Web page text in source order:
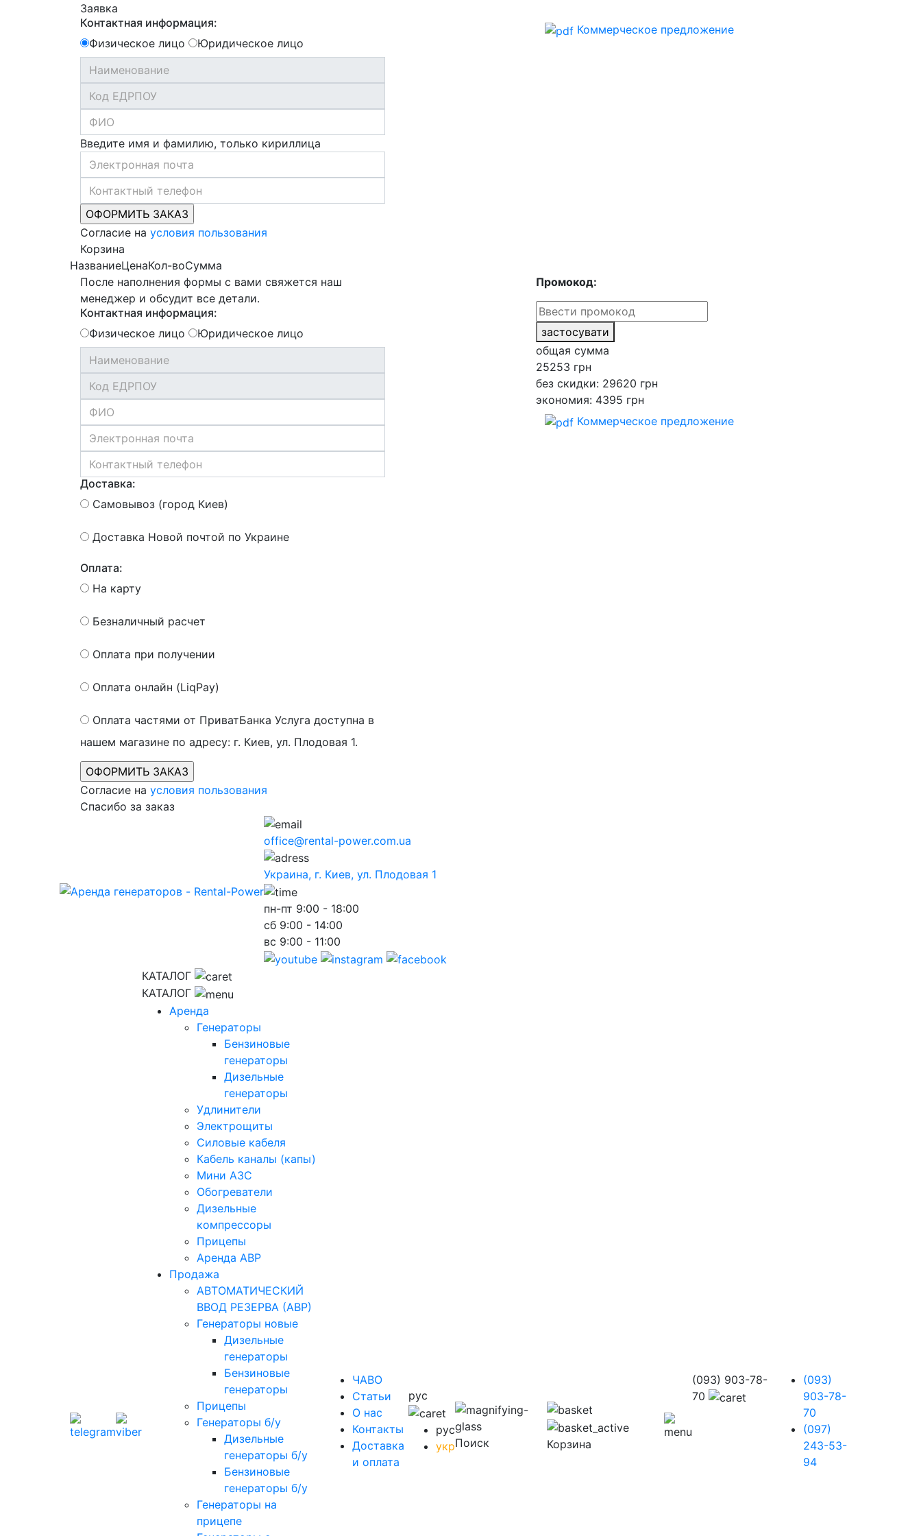
Заявка
Контактная информация:
Физическое лицо
Юридическое лицо
Введите имя и фамилию, только кириллица
Согласие на условия пользования
Коммерческое предложение
Корзина
НазваниеЦенаКол-воСумма
После наполнения формы с вами свяжется наш
менеджер и обсудит все детали.
Контактная информация:
Физическое лицо
Юридическое лицо
Доставка:
Самовывоз (город Киев)
Доставка Новой почтой по Украине
Оплата:
На карту
Безналичный расчет
Оплата при получении
Оплата онлайн (LiqPay)
Оплата частями от ПриватБанка Услуга доступна в
нашем магазине по адресу: г. Киев, ул. Плодовая 1.
Согласие на условия пользования
Промокод:
застосувати
общая сумма
25253 грн
без скидки: 29620 грн
экономия: 4395 грн
Коммерческое предложение
Спасибо за заказ
office@rental-power.com.ua
Украина, г. Киев, ул. Плодовая 1
пн-пт 9:00 - 18:00
сб 9:00 - 14:00
вс 9:00 - 11:00
КАТАЛОГ
КАТАЛОГ
Аренда
Генераторы
Бензиновые
генераторы
Дизельные
генераторы
Удлинители
Электрощиты
Силовые кабеля
Кабель каналы (капы)
Мини АЗС
Обогреватели
Дизельные
компрессоры
Прицепы
Аренда АВР
Продажа
АВТОМАТИЧЕСКИЙ
ВВОД РЕЗЕРВА (АВР)
Генераторы новые
Дизельные
генераторы
Бензиновые
генераторы
Прицепы
Генераторы б/у
Дизельные
генераторы б/у
Бензиновые
генераторы б/у
Генераторы на
прицепе
ЧАВО
Cтатьи
O нас
Контакты
Доставка
и оплата
рус
рус
укрПоиск Корзина
(093) 903-78-
70
(093)
903-78-
70
(097)
243-53-
94